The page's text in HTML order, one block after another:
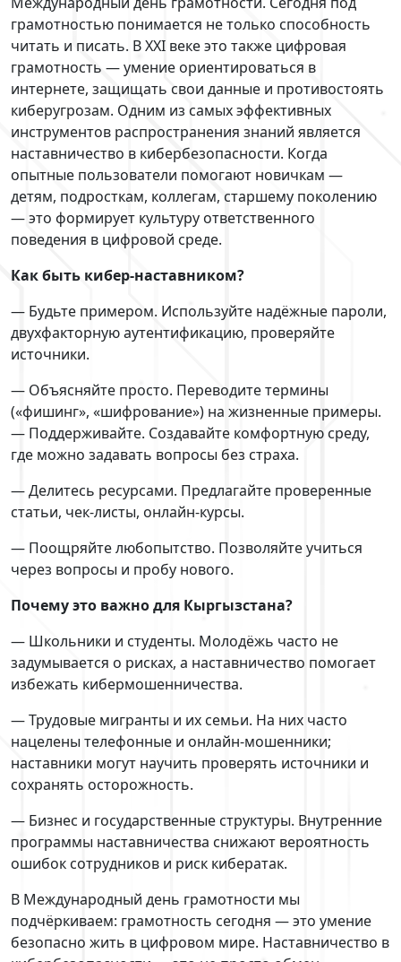
грамотностью понимается не только способность
читать и писать. В XXI веке это также цифровая
грамотность — умение ориентироваться в
интернете, защищать свои данные и противостоять
киберугрозам. Одним из самых эффективных
инструментов распространения знаний является
наставничество в кибербезопасности. Когда
опытные пользователи помогают новичкам —
детям, подросткам, коллегам, старшему поколению
— это формирует культуру ответственного
поведения в цифровой среде.
Как быть кибер-наставником?
— Будьте примером. Используйте надёжные пароли,
двухфакторную аутентификацию, проверяйте
источники.
— Объясняйте просто. Переводите термины
(«фишинг», «шифрование») на жизненные примеры.
— Поддерживайте. Создавайте комфортную среду,
где можно задавать вопросы без страха.
— Делитесь ресурсами. Предлагайте проверенные
статьи, чек-листы, онлайн-курсы.
— Поощряйте любопытство. Позволяйте учиться
через вопросы и пробу нового.
Почему это важно для Кыргызстана?
— Школьники и студенты. Молодёжь часто не
задумывается о рисках, а наставничество помогает
избежать кибермошенничества.
— Трудовые мигранты и их семьи. На них часто
нацелены телефонные и онлайн-мошенники;
наставники могут научить проверять источники и
сохранять осторожность.
— Бизнес и государственные структуры. Внутренние
программы наставничества снижают вероятность
ошибок сотрудников и риск кибератак.
В Международный день грамотности мы
подчёркиваем: грамотность сегодня — это умение
безопасно жить в цифровом мире. Наставничество в